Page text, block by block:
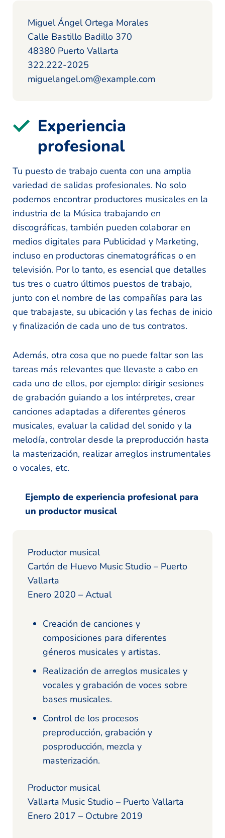
Miguel Ángel Ortega Morales
Calle Bastillo Badillo 370
48380 Puerto Vallarta
322.222-2025
miguelangel.om@example.com
Experiencia
profesional
Tu puesto de trabajo cuenta con una amplia
variedad de salidas profesionales. No solo
podemos encontrar productores musicales en la
industria de la Música trabajando en
discográficas, también pueden colaborar en
medios digitales para Publicidad y Marketing,
incluso en productoras cinematográficas o en
televisión. Por lo tanto, es esencial que detalles
tus tres o cuatro últimos puestos de trabajo,
junto con el nombre de las compañías para las
que trabajaste, su ubicación y las fechas de inicio
y finalización de cada uno de tus contratos.
Además, otra cosa que no puede faltar son las
tareas más relevantes que llevaste a cabo en
cada uno de ellos, por ejemplo: dirigir sesiones
de grabación guiando a los intérpretes, crear
canciones adaptadas a diferentes géneros
musicales, evaluar la calidad del sonido y la
melodía, controlar desde la preproducción hasta
la masterización, realizar arreglos instrumentales
o vocales, etc.
Ejemplo de experiencia profesional para
un productor musical
Productor musical
Cartón de Huevo Music Studio – Puerto
Vallarta
Enero 2020 – Actual
Creación de canciones y
composiciones para diferentes
géneros musicales y artistas.
Realización de arreglos musicales y
vocales y grabación de voces sobre
bases musicales.
Control de los procesos
preproducción, grabación y
posproducción, mezcla y
masterización.
Productor musical
Vallarta Music Studio – Puerto Vallarta
Enero 2017 – Octubre 2019